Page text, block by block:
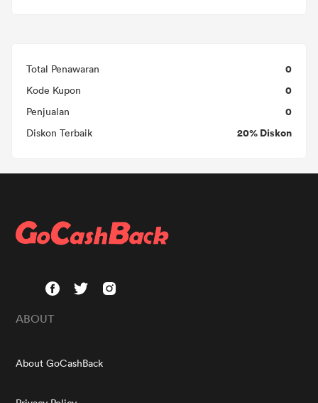
Total Penawaran 0
Kode Kupon 0
Penjualan 0
Diskon Terbaik 20% Diskon
ABOUT
About GoCashBack